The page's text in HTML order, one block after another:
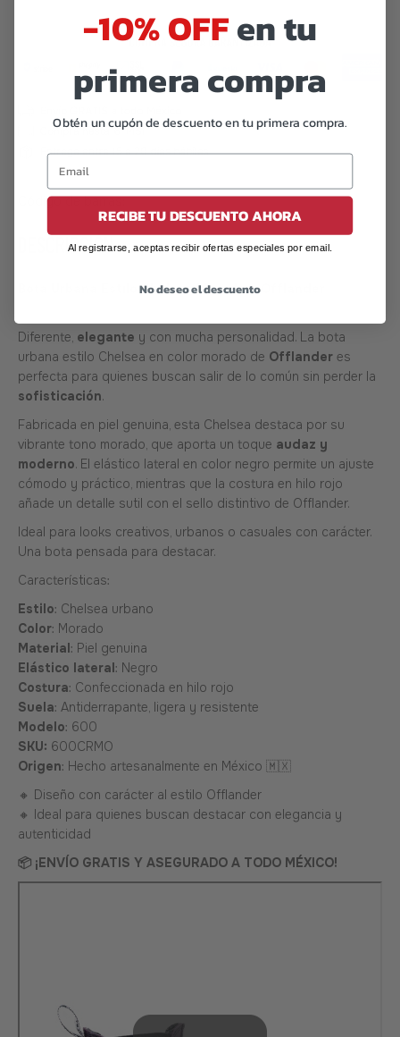
Código de barras: 07506559923614
DESCRIPCIÓN
Bota Urbana Estilo Chelsea Morado – Offlander
Diferente, elegante y con mucha personalidad. La bota
urbana estilo Chelsea en color morado de Offlander es
perfecta para quienes buscan salir de lo común sin perder la
sofisticación.
Fabricada en piel genuina, esta Chelsea destaca por su
vibrante tono morado, que aporta un toque audaz y
moderno. El elástico lateral en color negro permite un ajuste
cómodo y práctico, mientras que la costura en hilo rojo
añade un detalle sutil con el sello distintivo de Offlander.
Ideal para looks creativos, urbanos o casuales con carácter.
Una bota pensada para destacar.
Características:
Estilo: Chelsea urbano
Color: Morado
Material: Piel genuina
Elástico lateral: Negro
Costura: Confeccionada en hilo rojo
Suela: Antiderrapante, ligera y resistente
Modelo: 600
SKU: 600CRMO
Origen: Hecho artesanalmente en México 🇲🇽
🔸 Diseño con carácter al estilo Offlander
🔸 Ideal para quienes buscan destacar con elegancia y
autenticidad
📦 ¡ENVÍO GRATIS Y ASEGURADO A TODO MÉXICO!
-10% OFFen tu
primera compra
Obtén un cupón de descuento en tu primera compra.
RECIBE TU DESCUENTO AHORA
Al registrarse, aceptas recibir ofertas especiales por email.
No deseo el descuento